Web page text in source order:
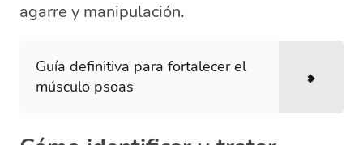
agarre y manipulación.
Guía definitiva para fortalecer el
músculo psoas